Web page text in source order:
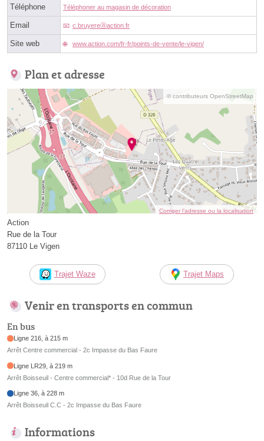
Téléphone Téléphoner au magasin de décoration
Email c.bruyereⓐaction.fr
Site web www.action.com/fr-fr/points-de-vente/le-vigen/
Plan et adresse
© contributeurs OpenStreetMap
Corriger l’adresse ou la localisation
Action
Rue de la Tour
87110 Le Vigen
Trajet Waze Trajet Maps
Venir en transports en commun
En bus
Ligne 216, à 215 m
Arrêt Centre commercial - 2c Impasse du Bas Faure
Ligne LR29, à 219 m
Arrêt Boisseuil - Centre commercial* - 10d Rue de la Tour
Ligne 36, à 228 m
Arrêt Boisseuil C.C - 2c Impasse du Bas Faure
Informations